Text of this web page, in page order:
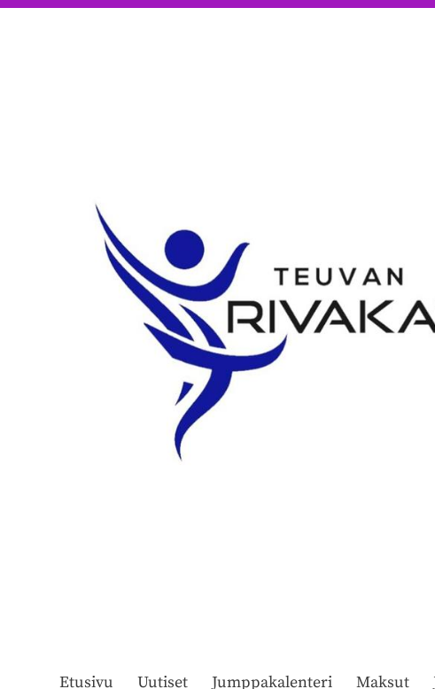
Teuvan Rivakattaret ry
Etusivu Uutiset Jumppakalenteri Maksut